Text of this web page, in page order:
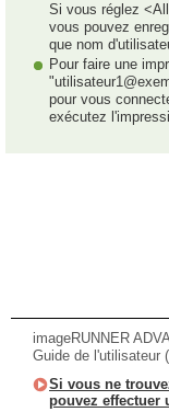
Si vous réglez
vous pouvez
que nom
Pour faire une
pour vous
exécutez
imageRUNNER
Guide de l'utilisateur
Si vous ne
pouvez effectuer